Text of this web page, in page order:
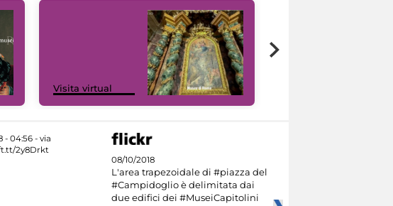
Visita virtual
08/10/2018
L'area trapezoidale di #piazza del
#Campidoglio è delimitata dai
due edifici dei #MuseiCapitolini